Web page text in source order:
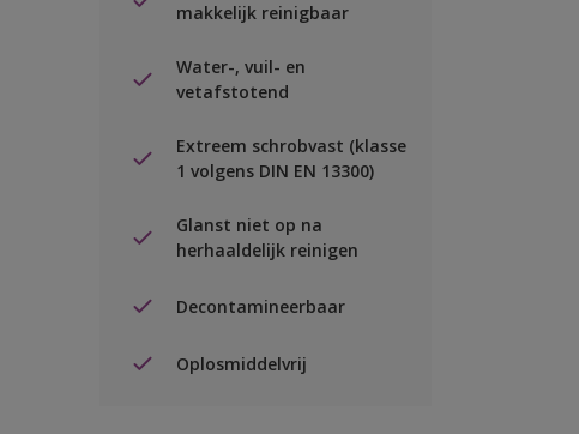
makkelijk reinigbaar
Water-, vuil- en
vetafstotend
Extreem schrobvast (klasse
1 volgens DIN EN 13300)
Glanst niet op na
herhaaldelijk reinigen
Decontamineerbaar
Oplosmiddelvrij